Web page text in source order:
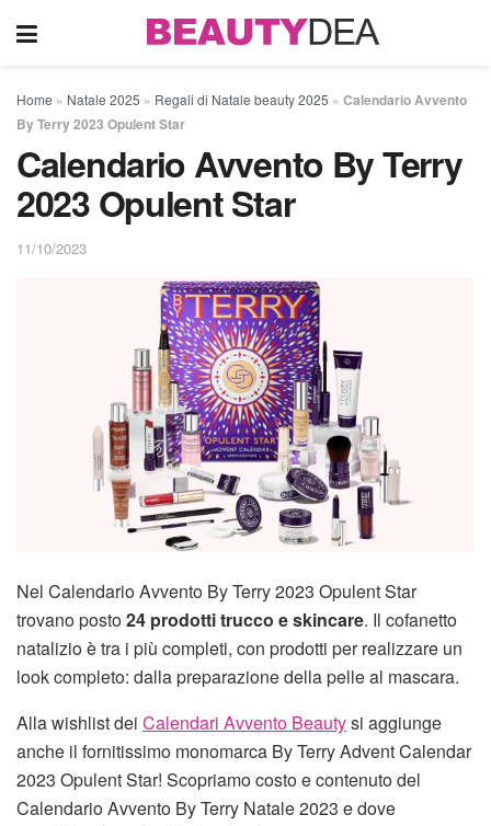
Home » Natale 2025 » Regali di Natale beauty 2025 » Calendario Avvento
By Terry 2023 Opulent Star
Calendario Avvento By Terry
2023 Opulent Star
11/10/2023
Nel Calendario Avvento By Terry 2023 Opulent Star
trovano posto24 prodotti trucco e skincare. Il cofanetto
natalizio è tra i più completi, con prodotti per realizzare un
look completo: dalla preparazione della pelle al mascara.
Alla wishlist dei Calendari Avvento Beautysi aggiunge
anche il fornitissimo monomarca By Terry Advent Calendar
2023 Opulent Star! Scopriamo costo e contenuto del
Calendario Avvento By Terry Natale 2023 e dove